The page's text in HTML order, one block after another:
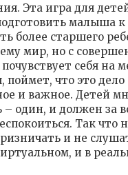
Эта игра для
малыша к
более старшего
мир, но с
себя на
поймет, что это дело
и важное. Детей
– один, и должен за
Так что
и не
и в